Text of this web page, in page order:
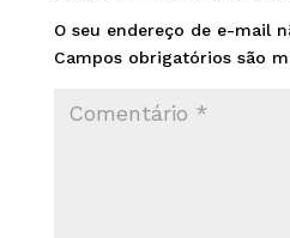
O seu endereço de e-mail
Campos obrigatórios são